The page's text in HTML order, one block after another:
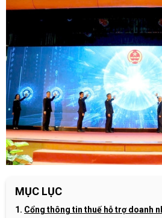
MỤC LỤC
Cổng thông tin thuế hỗ trợ doanh